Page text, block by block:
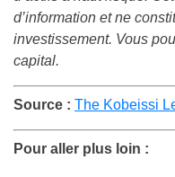
d’information et ne
investissement. Vous
capital.
Source : The Kobeissi
Pour aller plus loin :